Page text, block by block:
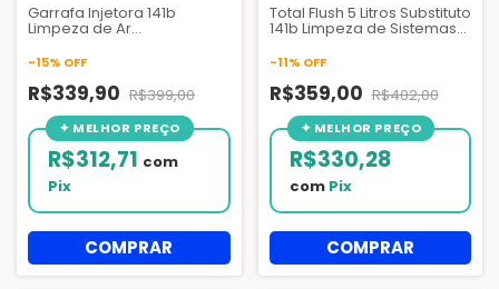
Garrafa Injetora 141b
Limpeza de Ar
Condicionado Flush Fluído
1kg
-15% OFF
R$339,90 R$399,00
R$312,71 com
Pix
Total Flush 5 Litros Substituto
141b Limpeza de Sistemas
Ar Condicionado - Quimital
-11% OFF
R$359,00 R$402,00
R$330,28
com Pix